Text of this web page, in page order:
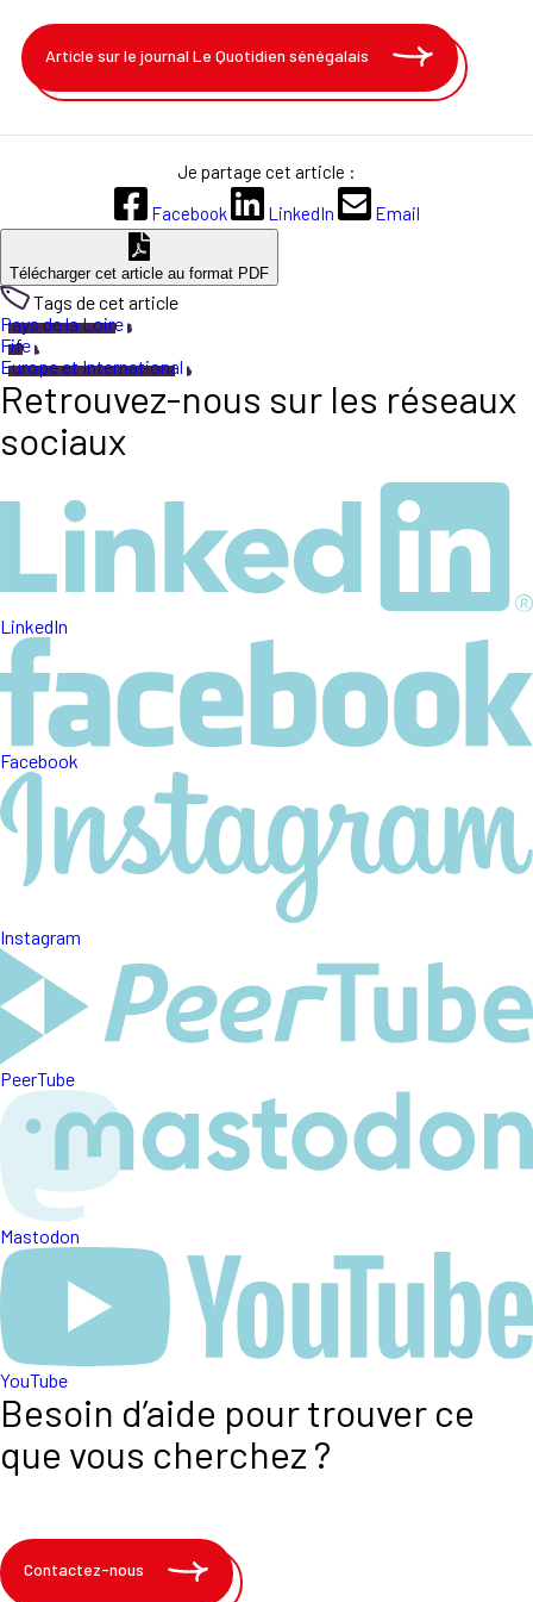
Article sur le journal Le Quotidien sénégalais
Je partage cet article :
Facebook
LinkedIn Email
Télécharger cet article au format PDF
Tags de cet article
Pays de la Loire
Fife
Europe et International
Retrouvez-nous sur les réseaux
sociaux
LinkedIn
Facebook
Instagram
PeerTube
Mastodon
YouTube
Besoin d’aide pour trouver ce
que vous cherchez ?
Contactez-nous